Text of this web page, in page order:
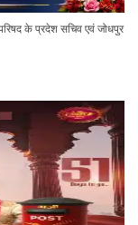
के प्रदेश सचिव एवं जोधपुर